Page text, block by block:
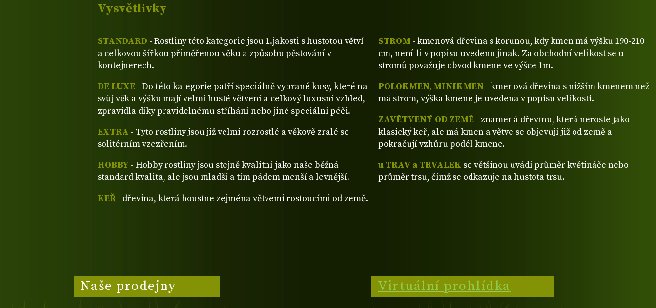
Vysvětlivky
STANDARD - Rostliny této kategorie jsou 1.jakosti s hustotou větví
a celkovou šířkou přiměřenou věku a způsobu pěstování v
kontejnerech.
DE LUXE - Do této kategorie patří speciálně vybrané kusy, které na
svůj věk a výšku mají velmi husté větvení a celkový luxusní vzhled,
zpravidla díky pravidelnému stříhání nebo jiné speciální péči.
EXTRA - Tyto rostliny jsou již velmi rozrostlé a věkově zralé se
solitérním vzezřením.
HOBBY - Hobby rostliny jsou stejně kvalitní jako naše běžná
standard kvalita, ale jsou mladší a tím pádem menší a levnější.
KEŘ- dřevina, která houstne zejména větvemi rostoucími od země.
STROM - kmenová dřevina s korunou, kdy kmen má výšku 190-210
cm, není-li v popisu uvedeno jinak. Za obchodní velikost se u
stromů považuje obvod kmene ve výšce 1m.
POLOKMEN, MINIKMEN - kmenová dřevina s nižším kmenem než
má strom, výška kmene je uvedena v popisu velikosti.
ZAVĚTVENÝ OD ZEMĚ- znamená dřevinu, která neroste jako
klasický keř, ale má kmen a větve se objevují již od země a
pokračují vzhůru podél kmene.
u TRAV a TRVALEK se většinou uvádí průměr květináče nebo
průměr trsu, čímž se odkazuje na hustota trsu.
Naše prodejny Virtuální prohlídka